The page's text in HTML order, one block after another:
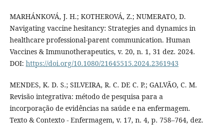
MARHÁNKOVÁ, J. H.; KOTHEROVÁ, Z.; NUMERATO, D.
Navigating vaccine hesitancy: Strategies and dynamics in
healthcare professional-parent communication. Human
Vaccines & Immunotherapeutics, v. 20, n. 1, 31 dez. 2024.
DOI: https://doi.org/10.1080/21645515.2024.2361943
MENDES, K. D. S.; SILVEIRA, R. C. DE C. P.; GALVÃO, C. M.
Revisão integrativa: método de pesquisa para a
incorporação de evidências na saúde e na enfermagem.
Texto & Contexto - Enfermagem, v. 17, n. 4, p. 758–764, dez.